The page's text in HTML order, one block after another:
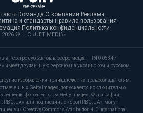
·Команда·О компании·Реклама·
и стандарты·Правила пользования·
·Политика конфиденциальности·
2026 © LLC «UBT MEDIA»
в Реестре субъектов в сфере медиа — R40-05347
имеет двуязычную версию (на украинском и русском
изображения принадлежат их правообладателям.
Getty Images, допускается исключительно
фотоагентства Getty Images. Фотографии,
RBC.UA» или подписанные «Sport RBC.UA», могут
лицензии Creative Commons Attribution 4.0 International.